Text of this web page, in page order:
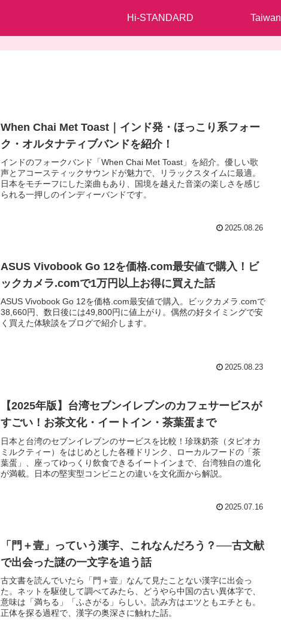
Hi-STANDARD Taiwan
When Chai Met Toast｜インド発・ほっこり系フォー
ク・オルタナティブバンドを紹介！
インドのフォークバンド「When Chai Met Toast」を紹介。優しい歌
声とアコースティックサウンドが魅力で、リラックスタイムに最適。
日本をモチーフにした楽曲もあり、国境を越えた音楽の楽しさを感じ
られる一押しのインディーバンドです。
2025.08.26
ASUS Vivobook Go 12を価格.com最安値で購入！ビ
ックカメラ.comで1万円以上お得に買えた話
ASUS Vivobook Go 12を価格.com最安値で購入。ビックカメラ.comで
38,660円、数日後には49,800円に値上がり。偶然の好タイミングで安
く買えた体験談をブログで紹介します。
2025.08.23
【2025年版】台湾セブンイレブンのカフェサービスが
すごい！お茶文化・イートイン・茶葉蛋まで
日本と台湾のセブンイレブンのサービスを比較！珍珠奶茶（タピオカ
ミルクティー）をはじめとした各種ドリンク、ローカルフードの「茶
葉蛋」、座ってゆっくり飲食できるイートインまで、台湾独自の進化
が満載。日本の堅実型コンビニとの違いを文化面から解説。
2025.07.16
「門＋壹」っていう漢字、これなんだろう？──古文献
で出会った謎の一文字を追う話
古文書を読んでいたら「門＋壹」なんて見たことない漢字に出会っ
た。ネットを駆使して調べてみたら、どうやら中国の古い異体字で、
意味は「満ちる」「ふさがる」らしい。読み方はエツともエチとも。
正体を探る過程で、漢字の奥深さに触れた話。